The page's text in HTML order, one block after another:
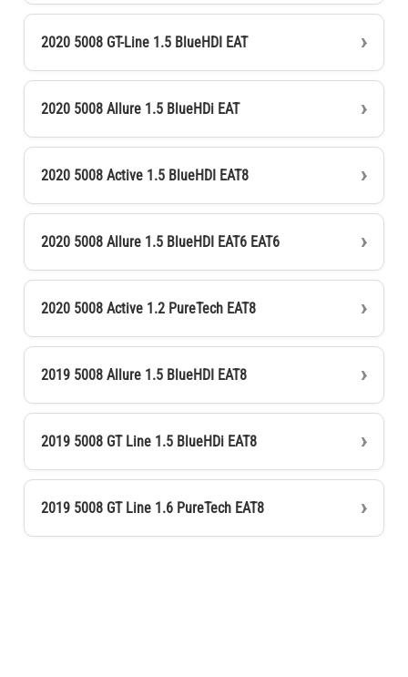
2020 5008 GT-Line 1.5 BlueHDI EAT
2020 5008 Allure 1.5 BlueHDi EAT
2020 5008 Active 1.5 BlueHDI EAT8
2020 5008 Allure 1.5 BlueHDI EAT6 EAT6
2020 5008 Active 1.2 PureTech EAT8
2019 5008 Allure 1.5 BlueHDI EAT8
2019 5008 GT Line 1.5 BlueHDi EAT8
2019 5008 GT Line 1.6 PureTech EAT8